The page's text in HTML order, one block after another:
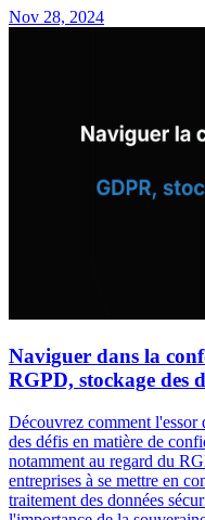
Nov 28, 2024
Naviguer dans la
RGPD, stockage des
Découvrez comment l'essor
des défis en matière de
notamment au regard du
entreprises à se mettre en
traitement des données